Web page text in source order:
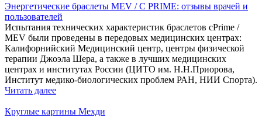
Энергетические браслеты MEV / C PRIME: отзывы врачей и
пользователей
Испытания технических характеристик браслетов cPrime /
MEV были проведены в передовых медицинских центрах:
Калифорнийский Медицинский центр, центры физической
терапии Джоэла Шера, а также в лучших медицинских
центрах и институтах России (ЦИТО им. Н.Н.Приорова,
Институт медико-биологических проблем РАН, НИИ Спорта).
Читать далее
Круглые картины Мехди